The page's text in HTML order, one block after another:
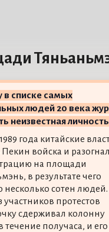
в списке самых
людей 20 века
неизвестная
года китайские
войска и
на площади
в результате чего
несколько сотен людей.
протестов
сдерживал колонну
течение получаса, и его